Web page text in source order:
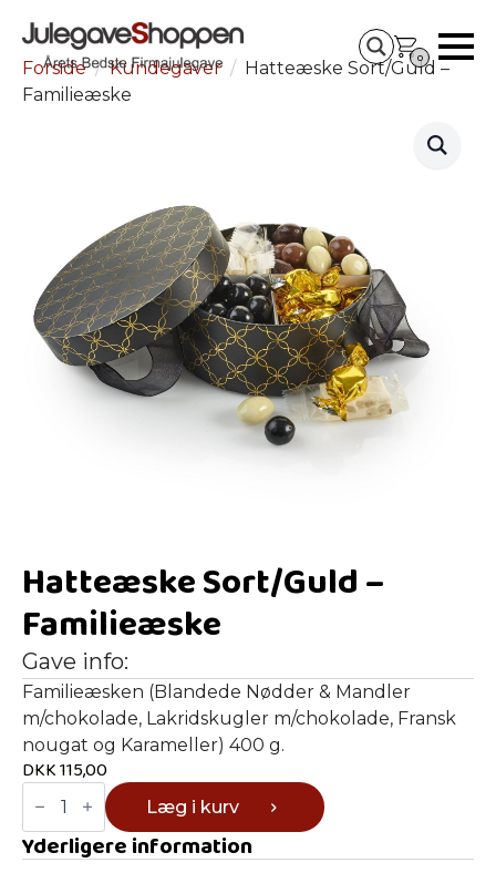
0
Forside Kundegaver
Hatteæske Sort/Guld –
Familieæske
Hatteæske Sort/Guld –
Familieæske
Gave info:
Familieæsken (Blandede Nødder & Mandler
m/chokolade, Lakridskugler m/chokolade, Fransk
nougat og Karameller) 400 g.
DKK115,00
Hatteæske
Sort/Guld
-
Familieæske
antal
Læg i kurv
Yderligere information